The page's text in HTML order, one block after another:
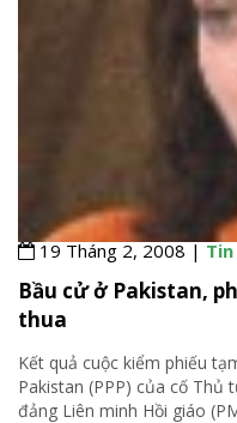
19 Tháng 2, 2008 |
Bầu cử ở Pakistan,
thua
Kết quả cuộc kiểm phiếu
Pakistan (PPP) của cố
đảng Liên minh Hồi giáo